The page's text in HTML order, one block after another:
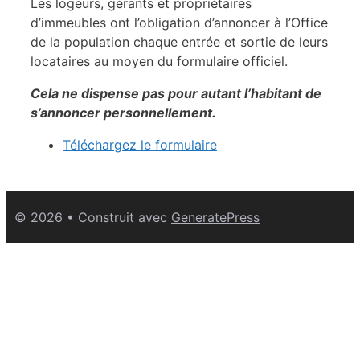
d’immeubles ont l’obligation d’annoncer à l’Office
de la population chaque entrée et sortie de leurs
locataires au moyen du formulaire officiel.
Cela ne dispense pas pour autant l’habitant de
s’annoncer personnellement.
Téléchargez le formulaire
© 2026 • Construit avec GeneratePress